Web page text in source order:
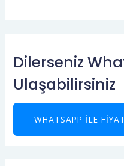
Dilerseniz
Ulaşabilirsiniz
WHATSAPP ILE